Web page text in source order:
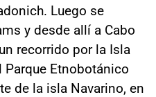
Luego se
y desde allí a Cabo
recorrido por la Isla
Etnobotánico
de la isla Navarino, en